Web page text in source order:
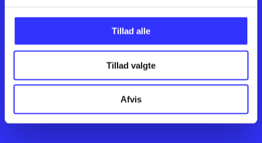
Tillad alle
Tillad valgte
Afvis Feedback
Kontakt os
English
Artikler
Film
Musik
Noder